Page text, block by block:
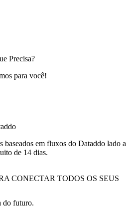
Precisa?
para você!
baseados em fluxos do Dataddo lado a
de 14 dias.
CONECTAR TODOS OS SEUS
do futuro.